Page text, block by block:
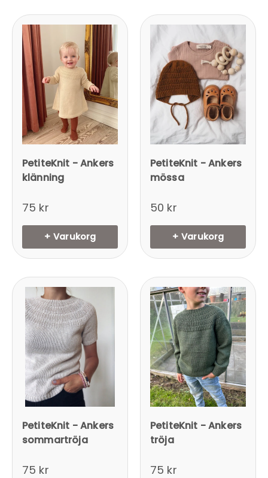
PetiteKnit - Ankers
klänning
75 kr
+ Varukorg
PetiteKnit - Ankers
mössa
50 kr
+ Varukorg
PetiteKnit - Ankers
sommartröja
75 kr
PetiteKnit - Ankers
tröja
75 kr